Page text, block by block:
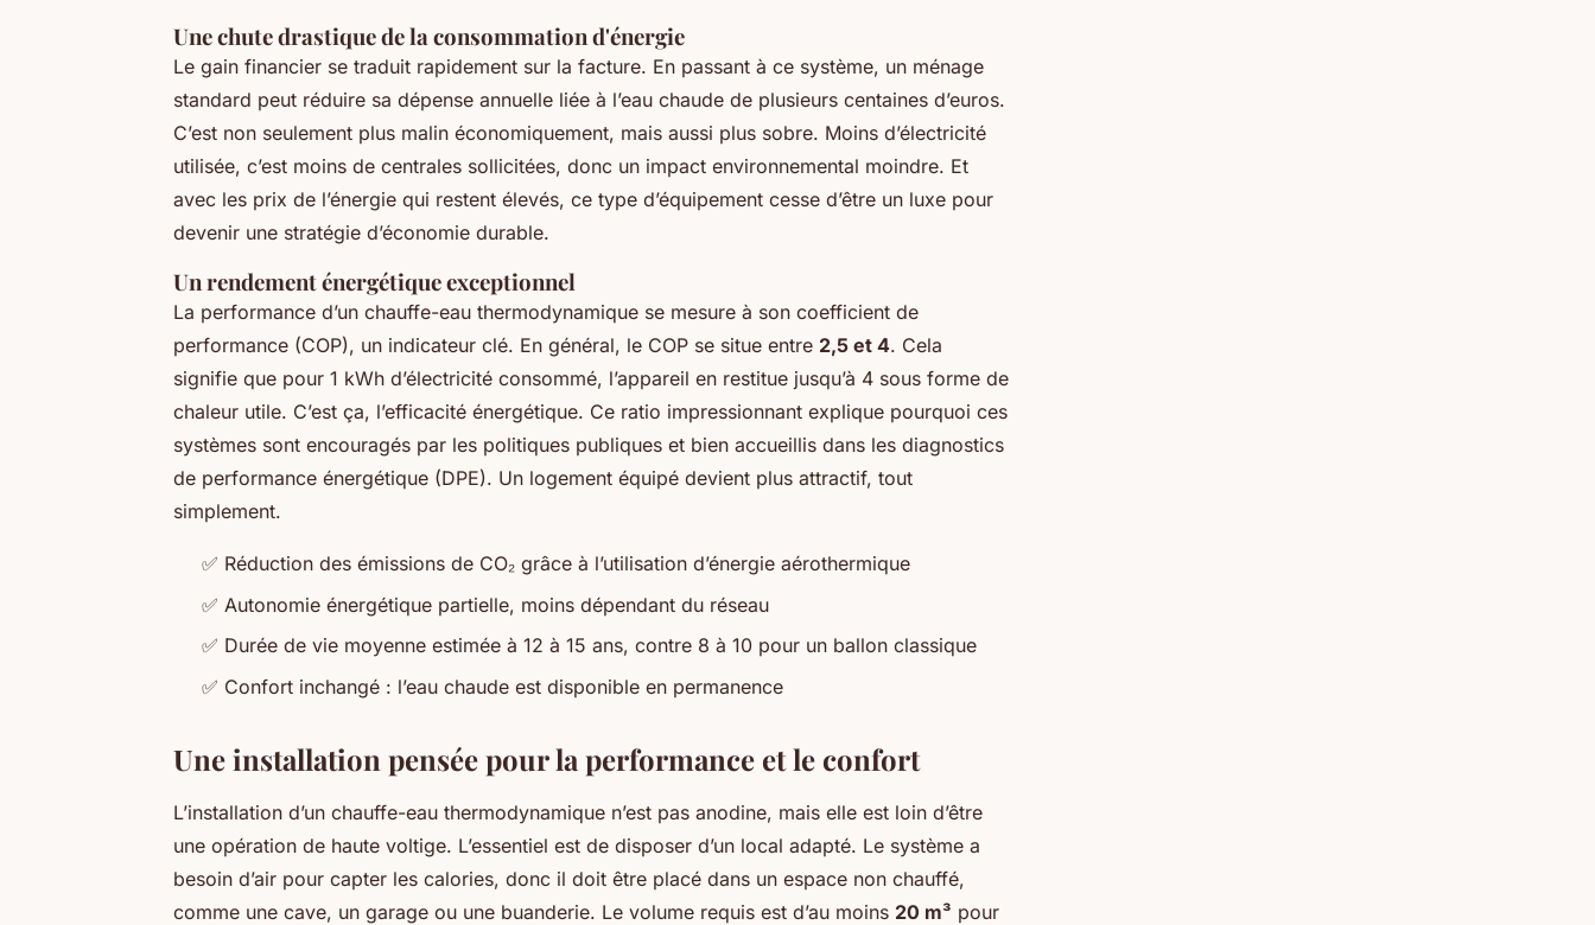
Une chute drastique de la consommation d'énergie
Le gain financier se traduit rapidement sur la facture. En passant à ce système, un ménage
standard peut réduire sa dépense annuelle liée à l’eau chaude de plusieurs centaines d’euros.
C’est non seulement plus malin économiquement, mais aussi plus sobre. Moins d’électricité
utilisée, c’est moins de centrales sollicitées, donc un impact environnemental moindre. Et
avec les prix de l’énergie qui restent élevés, ce type d’équipement cesse d’être un luxe pour
devenir une stratégie d’économie durable.
Un rendement énergétique exceptionnel
La performance d’un chauffe-eau thermodynamique se mesure à son coefficient de
performance (COP), un indicateur clé. En général, le COP se situe entre 2,5 et 4. Cela
signifie que pour 1 kWh d’électricité consommé, l’appareil en restitue jusqu’à 4 sous forme de
chaleur utile. C’est ça, l’efficacité énergétique. Ce ratio impressionnant explique pourquoi ces
systèmes sont encouragés par les politiques publiques et bien accueillis dans les diagnostics
de performance énergétique (DPE). Un logement équipé devient plus attractif, tout
simplement.
✅ Réduction des émissions de CO₂ grâce à l’utilisation d’énergie aérothermique
✅ Autonomie énergétique partielle, moins dépendant du réseau
✅ Durée de vie moyenne estimée à 12 à 15 ans, contre 8 à 10 pour un ballon classique
✅ Confort inchangé : l’eau chaude est disponible en permanence
Une installation pensée pour la performance et le confort
L’installation d’un chauffe-eau thermodynamique n’est pas anodine, mais elle est loin d’être
une opération de haute voltige. L’essentiel est de disposer d’un local adapté. Le système a
besoin d’air pour capter les calories, donc il doit être placé dans un espace non chauffé,
comme une cave, un garage ou une buanderie. Le volume requis est d’au moins 20 m³ pour